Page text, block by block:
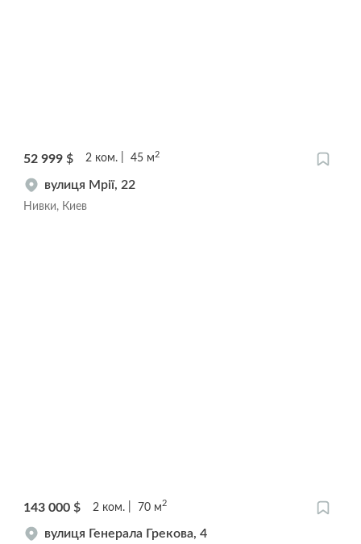
52 999 $ 2 ком. 45 м 2
вулиця Мрії, 22
Нивки, Киев
143 000 $ 2 ком. 70 м2
вулиця Генерала Грекова, 4